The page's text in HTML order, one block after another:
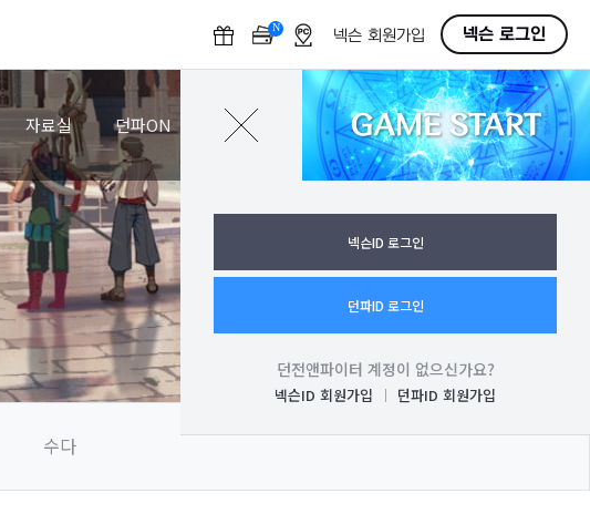
N
F
넥슨 회원가입 넥슨 로그인
자료실 던파ON GAME START
로그인
넥슨ID 로그인
던파ID 로그인
던전앤파이터 계정이 없으신가요?
넥슨ID 회원가입 던파ID 회원가입
수다